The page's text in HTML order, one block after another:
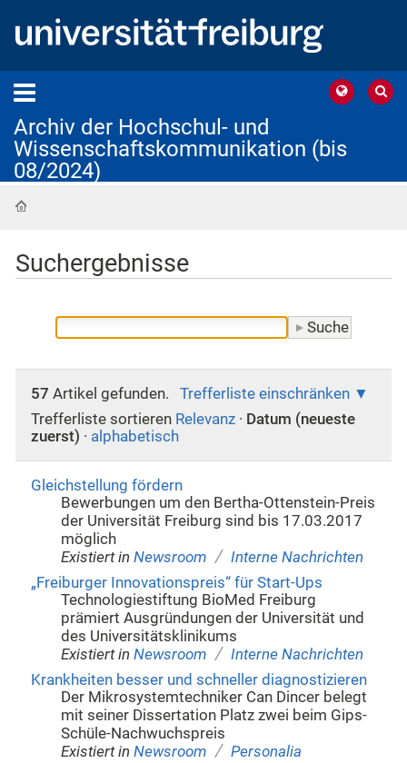
Archiv der Hochschul- und
Wissenschaftskommunikation (bis
08/2024)
Suchergebnisse
57 Artikel gefunden.
Trefferliste einschränken
Trefferliste sortieren Relevanz · Datum (neueste
zuerst) · alphabetisch
Gleichstellung fördern
Bewerbungen um den Bertha-Ottenstein-Preis
der Universität Freiburg sind bis 17.03.2017
möglich
Existiert in Newsroom / Interne Nachrichten
„Freiburger Innovationspreis“ für Start-Ups
Technologiestiftung BioMed Freiburg
prämiert Ausgründungen der Universität und
des Universitätsklinikums
Existiert in Newsroom / Interne Nachrichten
Krankheiten besser und schneller diagnostizieren
Der Mikrosystemtechniker Can Dincer belegt
mit seiner Dissertation Platz zwei beim Gips-
Schüle-Nachwuchspreis
Existiert in Newsroom / Personalia